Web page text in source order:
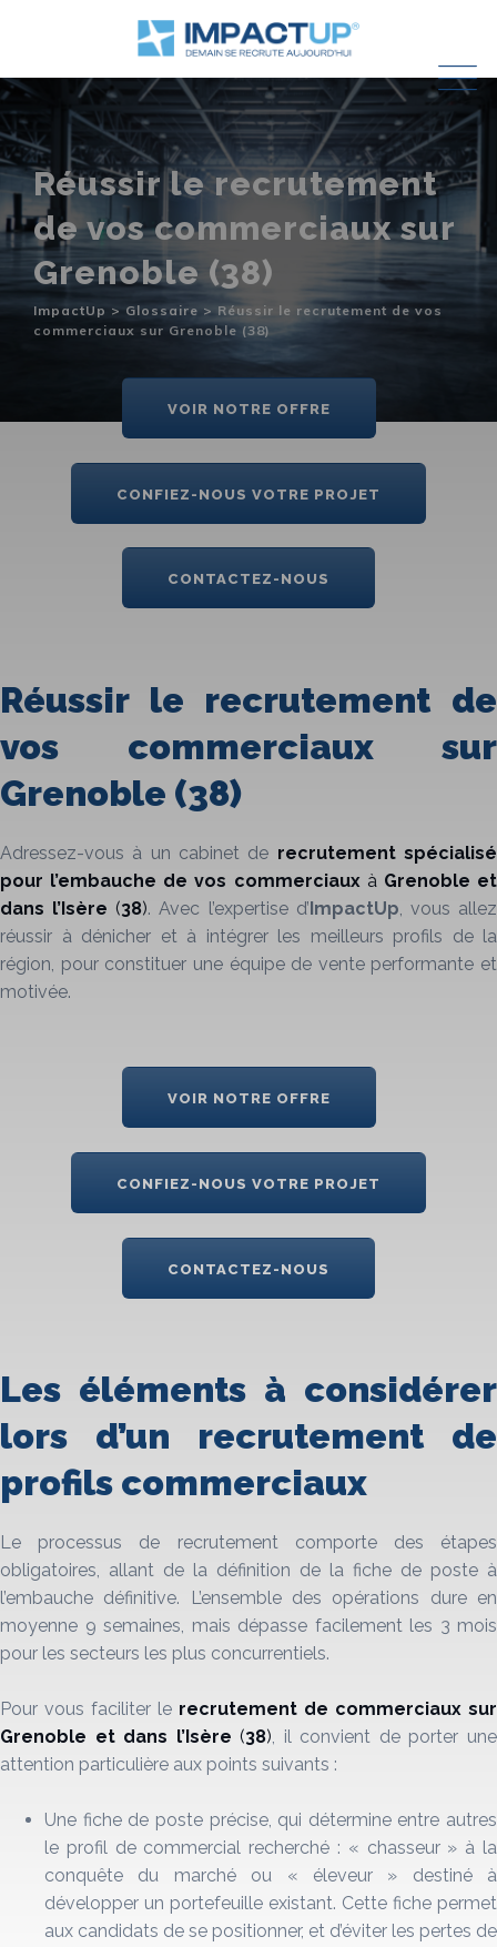
Réussir le recrutement
de vos commerciaux sur
Grenoble (38)
ImpactUp > Glossaire > Réussir le recrutement de vos
commerciaux sur Grenoble (38)
VOIR NOTRE OFFRE
CONFIEZ-NOUS VOTRE PROJET
CONTACTEZ-NOUS
Réussir le recrutement de
vos commerciaux sur
Grenoble (38)
Adressez-vous à un cabinet de recrutement spécialisé
pour l’embauche de vos commerciauxà Grenoble et
dans l’Isère (38). Avec l’expertise d’ ImpactUp, vous allez
réussir à dénicher et à intégrer les meilleurs profils de la
région, pour constituer une équipe de vente performante et
motivée.
VOIR NOTRE OFFRE
CONFIEZ-NOUS VOTRE PROJET
CONTACTEZ-NOUS
Les éléments à considérer
lors d’un recrutement de
profils commerciaux
Le processus de recrutement comporte des étapes
obligatoires, allant de la définition de la fiche de poste à
l’embauche définitive. L’ensemble des opérations dure en
moyenne 9 semaines, mais dépasse facilement les 3 mois
pour les secteurs les plus concurrentiels.
Pour vous faciliter le recrutement de commerciaux sur
Grenoble et dans l’Isère (38), il convient de porter une
attention particulière aux points suivants :
Une fiche de poste précise, qui détermine entre autres
le profil de commercial recherché : « chasseur » à la
conquête du marché ou « éleveur » destiné à
développer un portefeuille existant. Cette fiche permet
aux candidats de se positionner, et d’éviter les pertes de